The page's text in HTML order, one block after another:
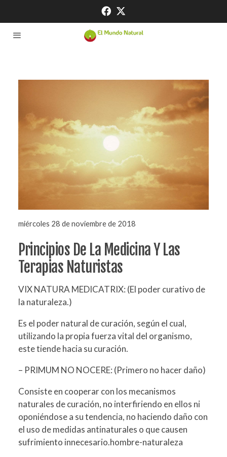
miércoles 28 de noviembre de 2018
Principios De La Medicina Y Las
Terapias Naturistas
VIX NATURA MEDICATRIX: (El poder curativo de
la naturaleza.)
Es el poder natural de curación, según el cual,
utilizando la propia fuerza vital del organismo,
este tiende hacia su curación.
– PRIMUM NO NOCERE: (Primero no hacer daño)
Consiste en cooperar con los mecanismos
naturales de curación, no interfiriendo en ellos ni
oponiéndose a su tendencia, no haciendo daño con
el uso de medidas antinaturales o que causen
sufrimiento innecesario.hombre-naturaleza